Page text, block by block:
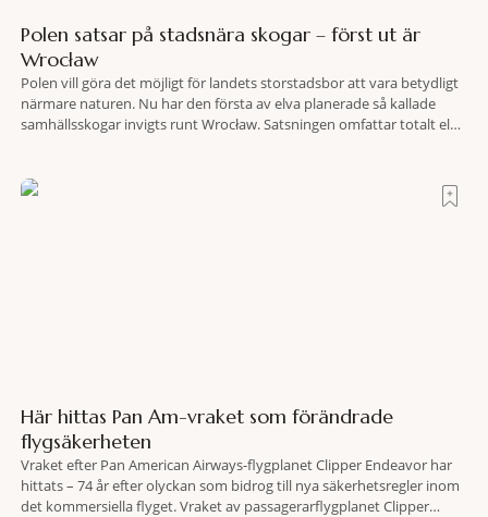
Polen satsar på stadsnära skogar – först ut är
Wrocław
Polen vill göra det möjligt för landets storstadsbor att vara betydligt
närmare naturen. Nu har den första av elva planerade så kallade
samhällsskogar invigts runt Wrocław. Satsningen omfattar totalt elva
fler människor ska kunna promenera, motionera
Här hittas Pan Am-vraket som förändrade
flygsäkerheten
Vraket efter Pan American Airways-flygplanet Clipper Endeavor har
hittats – 74 år efter olyckan som bidrog till nya säkerhetsregler inom
det kommersiella flyget. Vraket av passagerarflygplanet Clipper